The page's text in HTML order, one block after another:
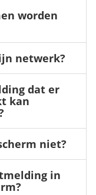
worden
netwerk?
dat er
kan
niet?
in